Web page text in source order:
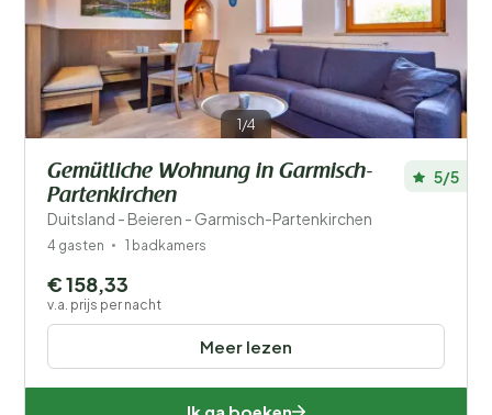
1/4
Gemütliche Wohnung in Garmisch-
Partenkirchen
Duitsland - Beieren - Garmisch-Partenkirchen
5/5
4 gasten 1 badkamers
Meer lezen
€ 158,33
v.a. prijs per nacht